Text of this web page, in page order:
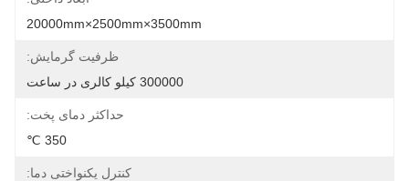
20000mm×2500mm×3500mm
ظرفیت گرمایش:
300000 کیلو کالری در ساعت
حداکثر دمای پخت:
350 ℃
کنترل یکنواختی دما: